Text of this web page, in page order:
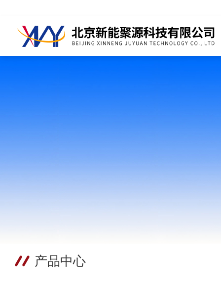
产品中心